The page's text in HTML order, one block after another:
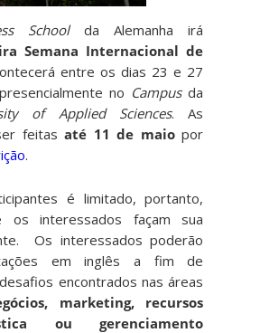
Schoolda Alemanha irá
Semana Internacional de
entre os dias 23 e 27
no Campusda
of Applied Sciences. As
feitasaté 11 de maiopor
.
é limitado, portanto,
os interessados façam sua
Os interessados poderão
em inglês a fim de
encontrados nas áreas
marketing, recursos
ou gerenciamento